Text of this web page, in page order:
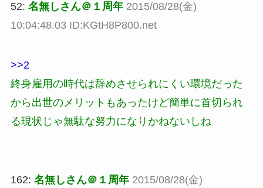
52: 名無しさん＠１周年 2015/08/28(金)
10:04:48.03 ID:KGtH8P800.net
>>2
終身雇用の時代は辞めさせられにくい環境だった
から出世のメリットもあったけど簡単に首切られ
る現状じゃ無駄な努力になりかねないしね
162: 名無しさん＠１周年 2015/08/28(金)